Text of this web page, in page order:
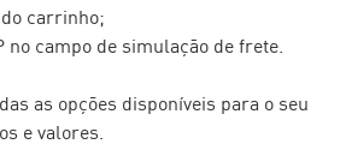
carrinho;
no campo de simulação de frete.
as opções disponíveis para o seu
e valores.